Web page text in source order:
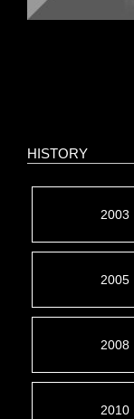
HISTORY
2003
2005
2008
2010